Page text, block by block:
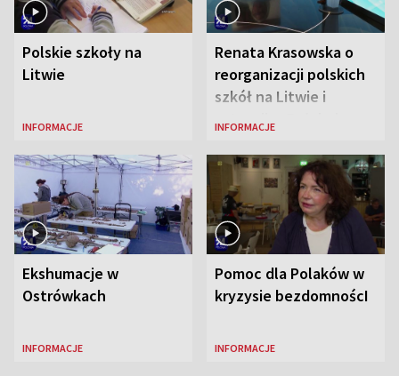
Polskie szkoły na
Litwie
INFORMACJE
Renata Krasowska o
reorganizacji polskich
szkół na Litwie i
sytuacji w Połukniu
INFORMACJE
Ekshumacje w
Ostrówkach
INFORMACJE
Pomoc dla Polaków w
kryzysie bezdomnoścI
INFORMACJE